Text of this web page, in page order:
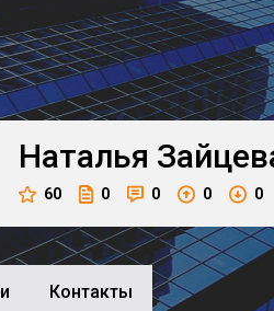
Наталья
60 0 0 0 0
Контакты